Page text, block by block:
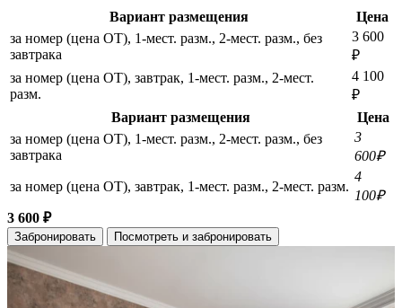
Вариант размещения
Цена
за номер (цена ОТ), 1-мест. разм., 2-мест. разм., без
завтрака
3 600
₽
за номер (цена ОТ), завтрак, 1-мест. разм., 2-мест.
разм.
4 100
₽
Вариант размещения
Цена
за номер (цена ОТ), 1-мест. разм., 2-мест. разм., без
завтрака
3
600₽
за номер (цена ОТ), завтрак, 1-мест. разм., 2-мест. разм.
4
100₽
3 600 ₽
Забронировать Посмотреть и забронировать